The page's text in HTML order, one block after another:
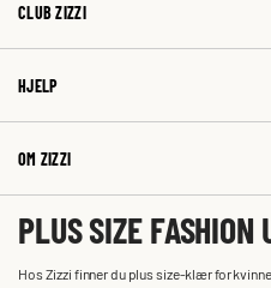
CLUB ZIZZI
HJELP
OM ZIZZI
PLUS SIZE FASHION
Hos Zizzi finner du plus size-klær for